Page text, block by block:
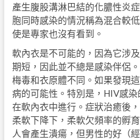
產生腹股溝淋巴結的化膿性炎
胞同時感染的情況稱為混合較
使是專家也沒有看到。
軟內衣是不可能的，因為它涉
期短，因此並不總是感染伴侶
梅毒和衣原體不同。如果發現
病的可能性。特別是，HIV感
在軟內衣中進行。症狀治癒後
柔軟下降下，柔軟欠頻率的孵
人會產生潰瘍，但男性的好（